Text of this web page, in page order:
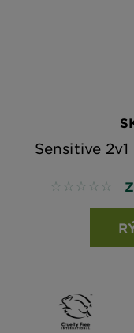
Sensitive
No reviews